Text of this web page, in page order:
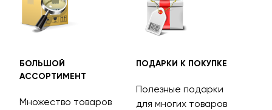
БОЛЬШОЙ
АССОРТИМЕНТ
Множество товаров
ПОДАРКИ К ПОКУПКЕ
Полезные подарки
для многих товаров